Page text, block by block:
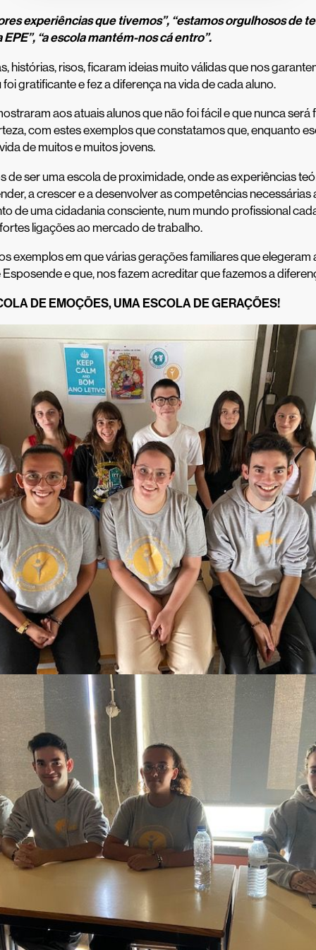
experiências que tivemos”, “estamos orgulhosos de
“a escola mantém-nos cá entro”.
histórias, risos, ficaram ideias muito válidas que nos
gratificante e fez a diferença na vida de cada aluno.
aos atuais alunos que não foi fácil e que nunca será
com estes exemplos que constatamos que, enquanto
de muitos e muitos jovens.
de ser uma escola de proximidade, onde as experiências
a crescer e a desenvolver as competências necessárias
de uma cidadania consciente, num mundo profissional
ligações ao mercado de trabalho.
exemplos em que várias gerações familiares que elegeram
e que, nos fazem acreditar que fazemos a
DE EMOÇÕES,UMA ESCOLA DE GERAÇÕES!